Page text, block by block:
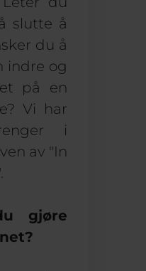
slutte å
du å
indre og
på en
Vi har
i
av "In
gjøre